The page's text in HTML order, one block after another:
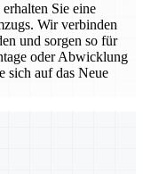
Sie eine
Wir verbinden
und sorgen so für
oder Abwicklung
sich auf das Neue